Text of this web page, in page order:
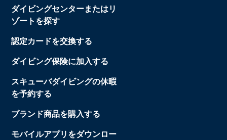
ダイビングセンターまたはリ
ゾートを探す
認定カードを交換する
ダイビング保険に加入する
スキューバダイビングの休暇
を予約する
ブランド商品を購入する
モバイルアプリをダウンロー